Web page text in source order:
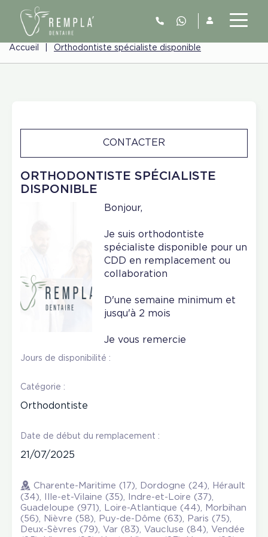
Accueil Orthodontiste spécialiste disponible
ORTHODONTISTE SPÉCIALISTE
DISPONIBLE
CONTACTER
Bonjour,
Je suis orthodontiste
spécialiste disponible pour un
CDD en remplacement ou
collaboration
D'une semaine minimum et
jusqu'à 2 mois
Je vous remercie
Jours de disponibilité :
Catégorie :
Orthodontiste
Date de début du remplacement :
21/07/2025
Charente-Maritime (17), Dordogne (24), Hérault
(34), Ille-et-Vilaine (35), Indre-et-Loire (37),
Guadeloupe (971), Loire-Atlantique (44), Morbihan
(56), Nièvre (58), Puy-de-Dôme (63), Paris (75),
Deux-Sèvres (79), Var (83), Vaucluse (84), Vendée